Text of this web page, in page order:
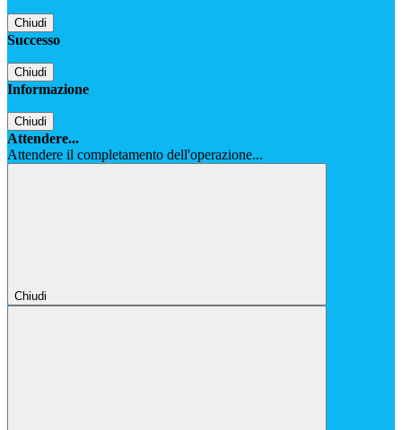
Chiudi
Successo
Chiudi
Informazione
Chiudi
Attendere...
Attendere il completamento dell'operazione...
Chiudi